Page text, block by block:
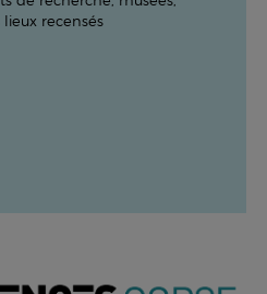
recensés